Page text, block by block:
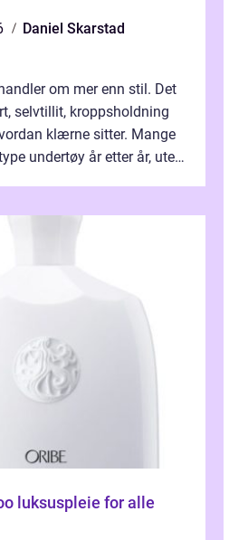
Daniel Skarstad
om mer enn stil. Det
selvtillit, kroppsholdning
klærne sitter. Mange
undertøy år etter år, uten